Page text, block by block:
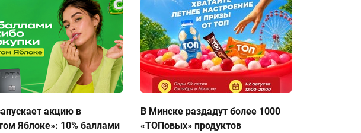
акцию в
Яблоке»: 10% баллами
В Минске раздадут более 1000
«ТОПовых» продуктов